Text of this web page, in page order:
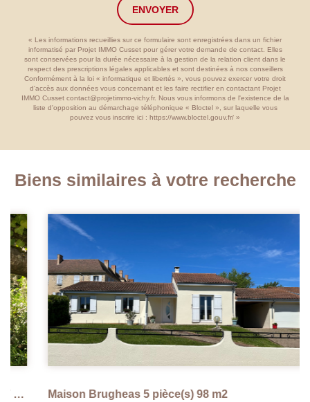
ENVOYER
« Les informations recueillies sur ce formulaire sont enregistrées dans un fichier
informatisé par Projet IMMO Cusset pour gérer votre demande de contact. Elles
sont conservées pour la durée nécessaire à la gestion de la relation client dans le
respect des prescriptions légales applicables et sont destinées à nos conseillers
Conformément à la loi « informatique et libertés », vous pouvez exercer votre droit
d'accès aux données vous concernant et les faire rectifier en contactant Projet
IMMO Cusset contact@projetimmo-vichy.fr. Nous vous informons de l'existence de la
liste d'opposition au démarchage téléphonique « Bloctel », sur laquelle vous
pouvez vous inscrire ici : https://www.bloctel.gouv.fr/ »
Biens similaires à votre recherche
Maison Brugheas 5 pièce(s) 98 m2